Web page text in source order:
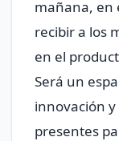
mañana, en
recibir a los
en el
Será un
innovación
presentes